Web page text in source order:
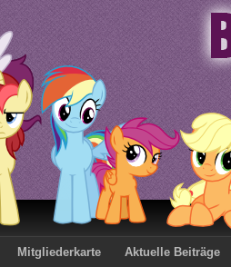
Mitgliederkarte Aktuelle Beiträge